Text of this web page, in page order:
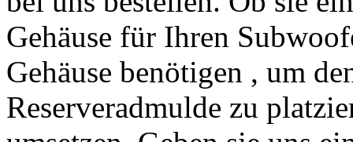
Gehäuse für Ihren
Gehäuse benötigen , um
Reserveradmulde zu